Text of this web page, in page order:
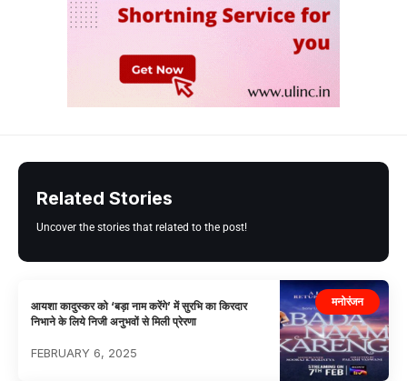
Related Stories
Uncover the stories that related to the post!
मनोरंजन
आयशा कादुस्‍कर को ‘बड़ा नाम करेंगे’ में सुरभि का किरदार
निभाने के लिये निजी अनुभवों से मिली प्रेरणा
FEBRUARY 6, 2025